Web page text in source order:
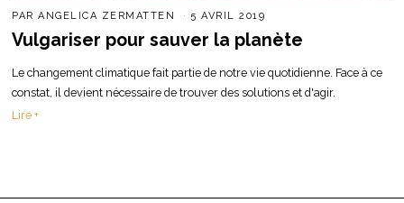
PARANGELICA ZERMATTEN 5 AVRIL 2019
Vulgariser pour sauver la planète
Le changement climatique fait partie de notre vie quotidienne. Face à ce
constat, il devient nécessaire de trouver des solutions et d'agir.
Lire +